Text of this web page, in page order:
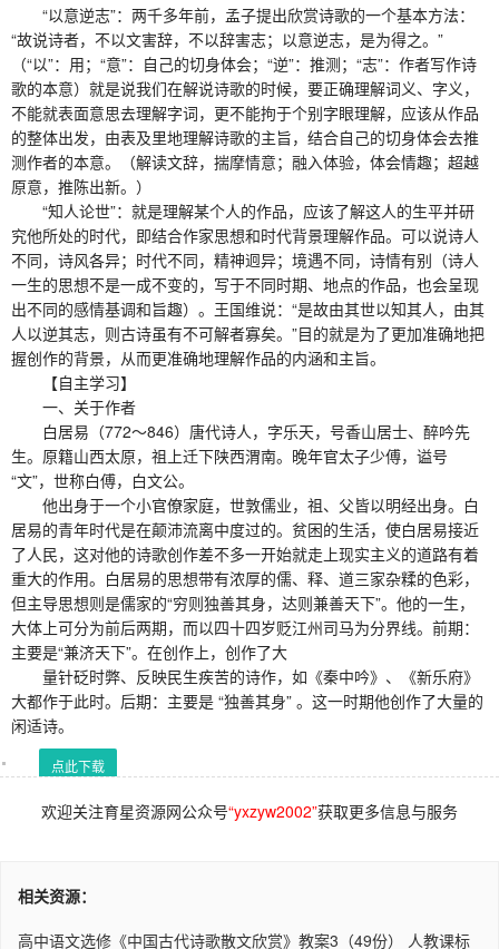
“以意逆志”：两千多年前，孟子提出欣赏诗歌的一个基本方法：
“故说诗者，不以文害辞，不以辞害志；以意逆志，是为得之。”
（“以”：用；“意”：自己的切身体会；“逆”：推测；“志”：作者写作诗
歌的本意）就是说我们在解说诗歌的时候，要正确理解词义、字义，
不能就表面意思去理解字词，更不能拘于个别字眼理解，应该从作品
的整体出发，由表及里地理解诗歌的主旨，结合自己的切身体会去推
测作者的本意。（解读文辞，揣摩情意；融入体验，体会情趣；超越
原意，推陈出新。）
“知人论世”：就是理解某个人的作品，应该了解这人的生平并研
究他所处的时代，即结合作家思想和时代背景理解作品。可以说诗人
不同，诗风各异；时代不同，精神迥异；境遇不同，诗情有别（诗人
一生的思想不是一成不变的，写于不同时期、地点的作品，也会呈现
出不同的感情基调和旨趣）。王国维说：“是故由其世以知其人，由其
人以逆其志，则古诗虽有不可解者寡矣。”目的就是为了更加准确地把
握创作的背景，从而更准确地理解作品的内涵和主旨。
【自主学习】
一、关于作者
白居易（772～846）唐代诗人，字乐天，号香山居士、醉吟先
生。原籍山西太原，祖上迁下陕西渭南。晚年官太子少傅，谥号
“文”，世称白傅，白文公。
他出身于一个小官僚家庭，世敦儒业，祖、父皆以明经出身。白
居易的青年时代是在颠沛流离中度过的。贫困的生活，使白居易接近
了人民，这对他的诗歌创作差不多一开始就走上现实主义的道路有着
重大的作用。白居易的思想带有浓厚的儒、释、道三家杂糅的色彩，
但主导思想则是儒家的“穷则独善其身，达则兼善天下”。他的一生，
大体上可分为前后两期，而以四十四岁贬江州司马为分界线。前期：
主要是“兼济天下”。在创作上，创作了大
量针砭时弊、反映民生疾苦的诗作，如《秦中吟》、《新乐府》
大都作于此时。后期：主要是 “独善其身” 。这一时期他创作了大量的
闲适诗。
点此下载
欢迎关注育星资源网公众号“yxzyw2002”获取更多信息与服务
相关资源：
高中语文选修《中国古代诗歌散文欣赏》教案3（49份） 人教课标